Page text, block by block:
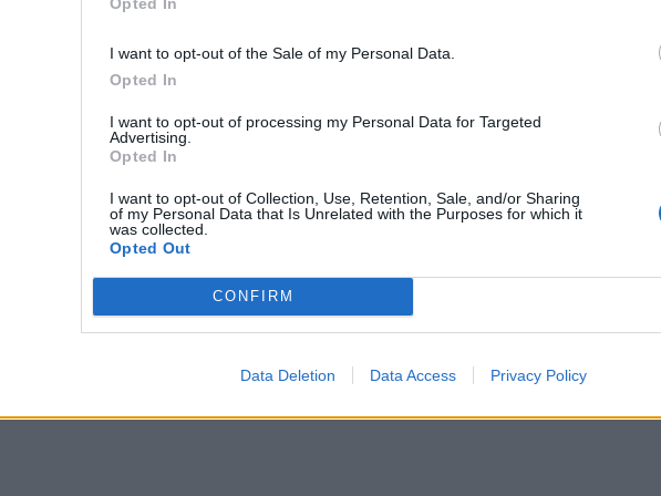
I want to opt-out of the Sale of my Personal Data.
Opted In
I want to opt-out of processing my Personal Data for Targeted
Advertising.
Opted In
I want to opt-out of Collection, Use, Retention, Sale, and/or Sharing
of my Personal Data that Is Unrelated with the Purposes for which it
was collected.
Opted Out
CONFIRM
Data Deletion Data Access Privacy Policy